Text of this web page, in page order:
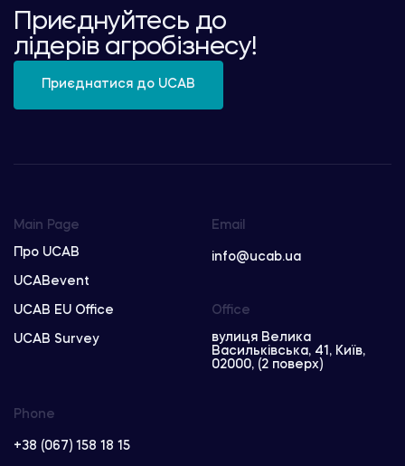
Приєднуйтесь до
лідерів агробізнесу!
Приєднатися до UCAB
Main Page
Про UCAB
UCABevent
UCAB EU Office
UCAB Survey
Email
info@ucab.ua
Phone
+38 (067) 158 18 15
Office
вулиця Велика
Васильківська, 41, Київ,
02000, (2 поверх)